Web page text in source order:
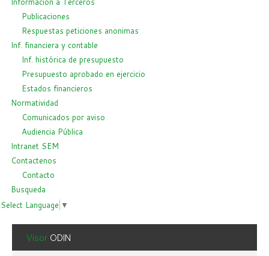
Publicaciones
Respuestas peticiones anonimas
Inf. financiera y contable
Inf. histórica de presupuesto
Presupuesto aprobado en ejercicio
Estados financieros
Normatividad
Comunicados por aviso
Audiencia Pública
Intranet SEM
Contactenos
Contacto
Busqueda
Select Language ▼
Visor ODIN